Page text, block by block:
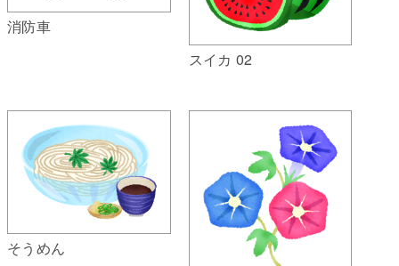
消防車
スイカ 02
そうめん